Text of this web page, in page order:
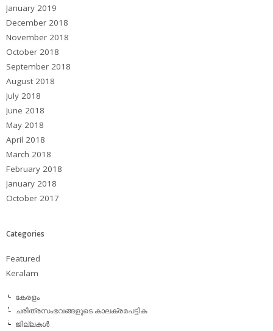
January 2019
December 2018
November 2018
October 2018
September 2018
August 2018
July 2018
June 2018
May 2018
April 2018
March 2018
February 2018
January 2018
October 2017
Categories
Featured
Keralam
കേരളം
ചരിത്രസംഭവങ്ങളുടെ കാലക്രമപട്ടിക
ജില്ലകള്‍